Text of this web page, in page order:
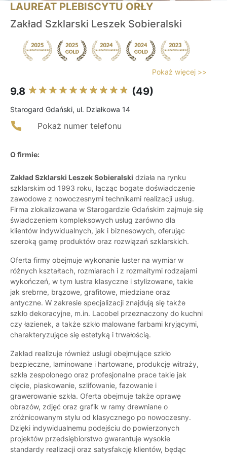
LAUREAT PLEBISCYTU ORŁY
Zakład Szklarski Leszek Sobieralski
Pokaż więcej >>
9.8 (49)
Starogard Gdański, ul. Działkowa 14
Pokaż numer telefonu
O firmie:
Zakład Szklarski Leszek Sobieralski działa na rynku
szklarskim od 1993 roku, łącząc bogate doświadczenie
zawodowe z nowoczesnymi technikami realizacji usług.
Firma zlokalizowana w Starogardzie Gdańskim zajmuje się
świadczeniem kompleksowych usług zarówno dla
klientów indywidualnych, jak i biznesowych, oferując
szeroką gamę produktów oraz rozwiązań szklarskich.
Oferta firmy obejmuje wykonanie luster na wymiar w
różnych kształtach, rozmiarach i z rozmaitymi rodzajami
wykończeń, w tym lustra klasyczne i stylizowane, takie
jak srebrne, brązowe, grafitowe, miedziane oraz
antyczne. W zakresie specjalizacji znajdują się także
szkło dekoracyjne, m.in. Lacobel przeznaczony do kuchni
czy łazienek, a także szkło malowane farbami kryjącymi,
charakteryzujące się estetyką i trwałością.
Zakład realizuje również usługi obejmujące szkło
bezpieczne, laminowane i hartowane, produkcję witraży,
szkła zespolonego oraz profesjonalne prace takie jak
cięcie, piaskowanie, szlifowanie, fazowanie i
grawerowanie szkła. Oferta obejmuje także oprawę
obrazów, zdjęć oraz grafik w ramy drewniane o
zróżnicowanym stylu od klasycznego po nowoczesny.
Dzięki indywidualnemu podejściu do powierzonych
projektów przedsiębiorstwo gwarantuje wysokie
standardy realizacji oraz satysfakcję klientów, będąc